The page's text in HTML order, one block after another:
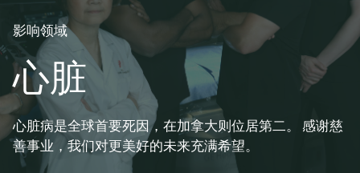
影响领域
心脏
心脏病是全球首要死因，在加拿大则位居第二。 感谢慈
善事业，我们对更美好的未来充满希望。